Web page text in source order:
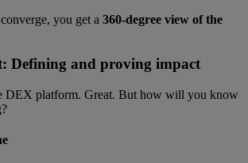
you get a 360-degree view of the
Defining and proving impact
DEX platform. Great. But how will you know